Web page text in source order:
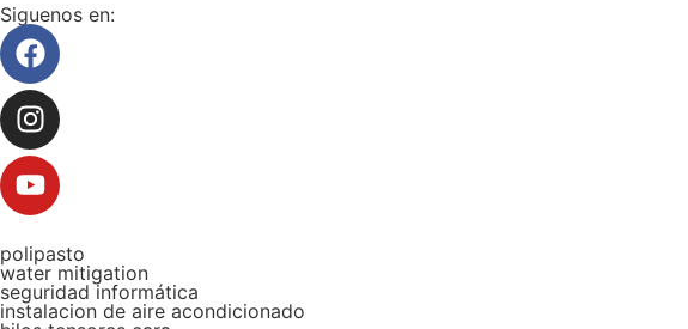
Siguenos en:
polipasto
water mitigation
seguridad informática
instalacion de aire acondicionado